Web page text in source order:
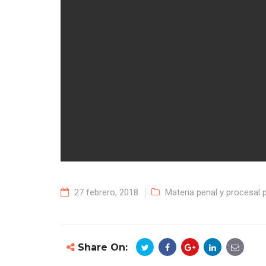
27 febrero, 2018 Materia penal y procesal
Share On: